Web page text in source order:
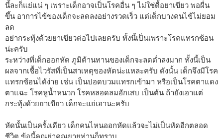
นี้ละก็แย่แน่ ๆ เพราะเด็กอาจเป็นโรคอื่น ๆ ไม่ใช่ดื้อยาเขียว พอผื่น
ขึ้น อาการไข้ของเด็กจะลดลงอย่างรวดเร็ว แต่เด็กบางคนไข้ไม่ยอม
ลด
อย่ากระทุ้งด้วยยาเขียวต่อไปเลยครับ ทั้งนี้เป็นเพราะโรคแทรกซ้อน
น่ะครับ
ระหว่างที่เด็กออกหัด ภูมิต้านทานของเด็กจะลดต่ำลงมาก ทั้งนี้เป็น
ผลจากเชื้อไวรัสที่เป็นสาเหตุของหัดน่ะแหละครับ ดังนั้น เด็กจึงมีโรค
แทรกซ้อนได้ง่าย เช่น เป็นปอดบวมแทรกเข้ามา หรือเป็นโรคตาแดง
ตาแฉะ โรคหูน้ำหนวก โรคหลอดลมอักเสบ เป็นต้น ถ้ายังเอาแต่
กระทุ้งด้วยยาเขียว เด็กจะแย่เอานะครับ
หัดนั้นเป็นครั้งเดียว เด็กคนไหนออกหัดแล้วจะไม่เป็นหัดอีกตลอด
ชีวิต ข้อนี้คุณย่าคุณยายท่านก็ทราบ